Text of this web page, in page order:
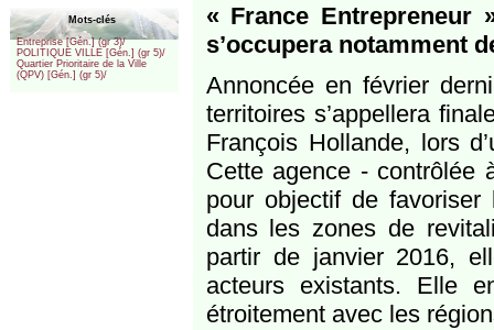
Mots-clés
Entreprise [Gén.] (gr 3)/
POLITIQUE VILLE [Gén.] (gr 5)/
Quartier Prioritaire de la Ville
(QPV) [Gén.] (gr 5)/
« France Entrepreneur
s’occupera notamment
Annoncée en février
territoires s’appellera
François Hollande, lors
Cette agence - contrôlée
pour objectif de favoriser
dans les zones de
partir de janvier 2016,
acteurs existants. Elle
étroitement avec les